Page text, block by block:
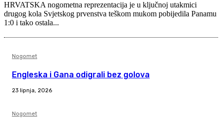
HRVATSKA nogometna reprezentacija je u ključnoj utakmici
drugog kola Svjetskog prvenstva teškom mukom pobijedila Panamu
1:0 i tako ostala...
Nogomet
Engleska i Gana odigrali bez golova
23 lipnja, 2026
Nogomet